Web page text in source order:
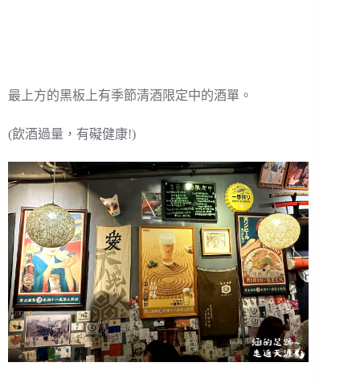
最上方的黑板上有季節清酒限定中的酒單。
(飲酒過量，有礙健康!)